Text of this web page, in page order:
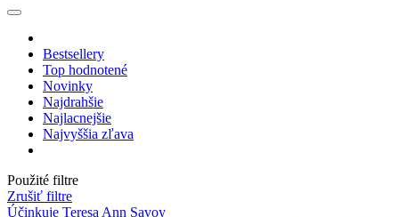
Bestsellery
Top hodnotené
Novinky
Najdrahšie
Najlacnejšie
Najvyššia zľava
Použité filtre
Zrušiť filtre
Účinkuje Teresa Ann Savoy